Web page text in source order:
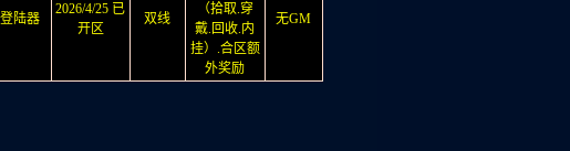
登陆器
2026/4/25 已
开区
双线
（拾取.穿
戴.回收.内
挂）.合区额
外奖励
无GM